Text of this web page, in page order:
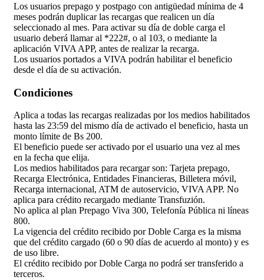
Los usuarios prepago y postpago con antigüedad mínima de 4
meses podrán duplicar las recargas que realicen un día
seleccionado al mes. Para activar su día de doble carga el
usuario deberá llamar al *222#, o al 103, o mediante la
aplicación VIVA APP, antes de realizar la recarga.
Los usuarios portados a VIVA podrán habilitar el beneficio
desde el día de su activación.
Condiciones
Aplica a todas las recargas realizadas por los medios habilitados
hasta las 23:59 del mismo día de activado el beneficio, hasta un
monto límite de Bs 200.
El beneficio puede ser activado por el usuario una vez al mes
en la fecha que elija.
Los medios habilitados para recargar son: Tarjeta prepago,
Recarga Electrónica, Entidades Financieras, Billetera móvil,
Recarga internacional, ATM de autoservicio, VIVA APP. No
aplica para crédito recargado mediante Transfuzión.
No aplica al plan Prepago Viva 300, Telefonía Pública ni líneas
800.
La vigencia del crédito recibido por Doble Carga es la misma
que del crédito cargado (60 o 90 días de acuerdo al monto) y es
de uso libre.
El crédito recibido por Doble Carga no podrá ser transferido a
terceros.